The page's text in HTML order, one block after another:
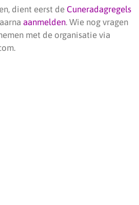
dient eerst de Cuneradagregels
aanmelden. Wie nog vragen
met de organisatie via